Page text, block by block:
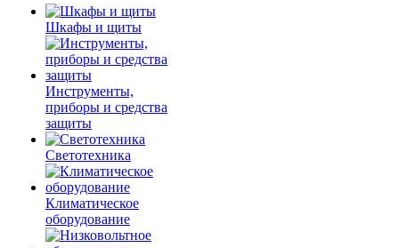
Шкафы и щиты
Инструменты,
приборы и средства
защиты
Светотехника
Климатическое
оборудование